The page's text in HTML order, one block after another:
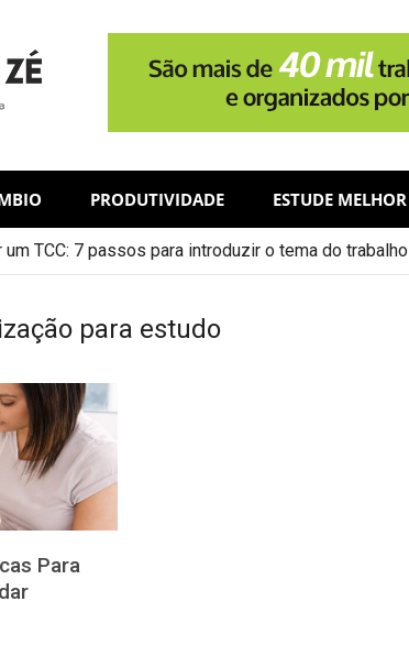
PRODUTIVIDADE ESTUDE MELHOR
um TCC: 7 passos para introduzir o tema do trabalho
para estudo
Para